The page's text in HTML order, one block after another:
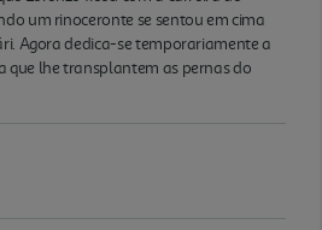
um rinoceronte se sentou em cima
Agora dedica-se temporariamente a
que lhe transplantem as pernas do